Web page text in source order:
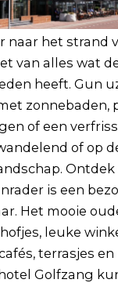
vragen
Zakelijk
naar het strand
van alles wat
heeft. Gun
zonnebaden,
of een
of op
is een
Het mooie
leuke
terrasjes
Golfzang